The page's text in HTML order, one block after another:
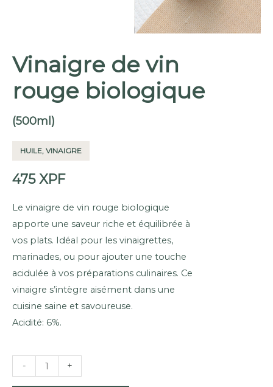
Vinaigre de vin
rouge biologique
(500ml)
HUILE, VINAIGRE
475 XPF
Le vinaigre de vin rouge biologique
apporte une saveur riche et équilibrée à
vos plats. Idéal pour les vinaigrettes,
marinades, ou pour ajouter une touche
acidulée à vos préparations culinaires. Ce
vinaigre s’intègre aisément dans une
cuisine saine et savoureuse.
Acidité: 6%.
-
QUANTITÉ
DE
+